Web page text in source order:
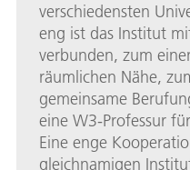
verschiedensten
eng ist das Institut
verbunden, zum
räumlichen Nähe,
gemeinsame
eine W3-Professur
Eine enge
gleichnamigen